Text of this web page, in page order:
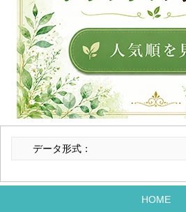
データ形式：
HOME